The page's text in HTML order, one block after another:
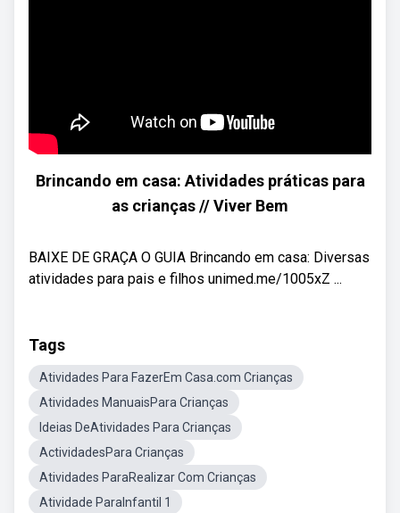
Brincando em casa: Atividades práticas para
as crianças // Viver Bem
BAIXE DE GRAÇA O GUIA Brincando em casa: Diversas
atividades para pais e filhos unimed.me/1005xZ ...
Tags
Atividades Para FazerEm Casa.com Crianças
Atividades ManuaisPara Crianças
Ideias DeAtividades Para Crianças
ActividadesPara Crianças
Atividades ParaRealizar Com Crianças
Atividade ParaInfantil 1